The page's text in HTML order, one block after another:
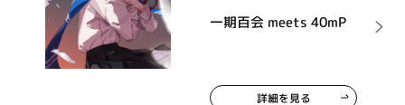
一期百会 meets 40mP
詳細を見る